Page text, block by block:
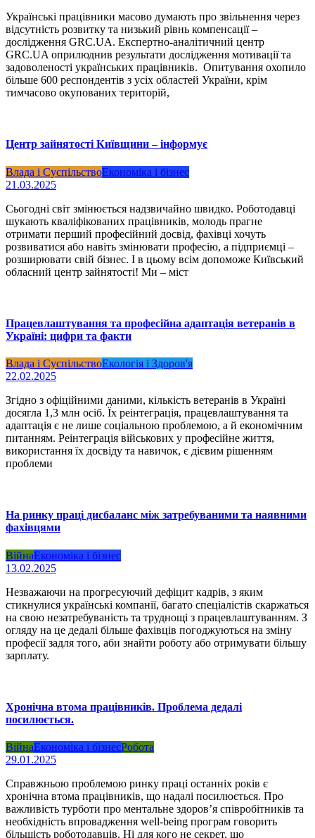
Українські працівники масово думають про звільнення через
відсутність розвитку та низький рівнь компенсації –
дослідження GRC.UA. Експертно-аналітичний центр
GRC.UA оприлюднив результати дослідження мотивації та
задоволеності українських працівників. Опитування охопило
більше 600 респондентів з усіх областей України, крім
тимчасово окупованих територій,
Центр зайнятості Київщини – інформує
Влада і СуспільствоЕкономіка і бізнес
21.03.2025
Сьогодні світ змінюється надзвичайно швидко. Роботодавці
шукають кваліфікованих працівників, молодь прагне
отримати перший професійний досвід, фахівці хочуть
розвиватися або навіть змінювати професію, а підприємці –
розширювати свій бізнес. І в цьому всім допоможе Київський
обласний центр зайнятості! Ми – міст
Працевлаштування та професійна адаптація ветеранів в
Україні: цифри та факти
Влада і СуспільствоЕкологія і Здоров'я
22.02.2025
Згідно з офіційними даними, кількість ветеранів в Україні
досягла 1,3 млн осіб. Їх реінтеграція, працевлаштування та
адаптація є не лише соціальною проблемою, а й економічним
питанням. Реінтеграція військових у професійне життя,
використання їх досвіду та навичок, є дієвим рішенням
проблеми
На ринку праці дисбаланс між затребуваними та наявними
фахівцями
ВійнаЕкономіка і бізнес
13.02.2025
Незважаючи на прогресуючий дефіцит кадрів, з яким
стикнулися українські компанії, багато спеціалістів скаржаться
на свою незатребуваність та труднощі з працевлаштуванням. З
огляду на це дедалі більше фахівців погоджуються на зміну
професії задля того, аби знайти роботу або отримувати більшу
зарплату.
Хронічна втома працівників. Проблема дедалі
посилюється.
ВійнаЕкономіка і бізнесРобота
29.01.2025
Справжньою проблемою ринку праці останніх років є
хронічна втома працівників, що надалі посилюється. Про
важливість турботи про ментальне здоров’я співробітників та
необхідність впровадження well-being програм говорить
більшість роботодавців. Ні для кого не секрет, що